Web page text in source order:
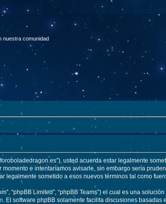
nuestra comunidad
usted acuerda estar legalmente
e intentaríamos avisarle, sin embargo sería
legalmente sometido a esos nuevos términos tal como
“phpBB Limited”, “phpBB Teams”) el cual es una
. El software phpBB solamente facilita discusiones basadas